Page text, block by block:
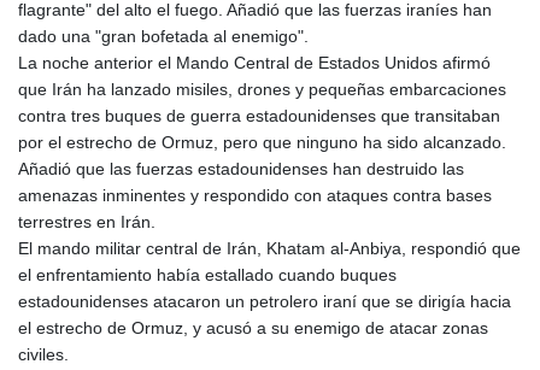
HUF 364.519161
IDR
20647.372445
ILS 3.46953
IMP 0.856878
INR 109.834412
IQD
1510.805008
1585899.080318
ISK 142.416699
JEP 0.856878
JMD 182.808298
flagrante" del alto el fuego. Añadió que las fuerzas iraníes han
dado una "gran bofetada al enemigo".
La noche anterior el Mando Central de Estados Unidos afirmó
que Irán ha lanzado misiles, drones y pequeñas embarcaciones
contra tres buques de guerra estadounidenses que transitaban
por el estrecho de Ormuz, pero que ninguno ha sido alcanzado.
Añadió que las fuerzas estadounidenses han destruido las
amenazas inminentes y respondido con ataques contra bases
terrestres en Irán.
El mando militar central de Irán, Khatam al-Anbiya, respondió que
el enfrentamiento había estallado cuando buques
estadounidenses atacaron un petrolero iraní que se dirigía hacia
el estrecho de Ormuz, y acusó a su enemigo de atacar zonas
civiles.